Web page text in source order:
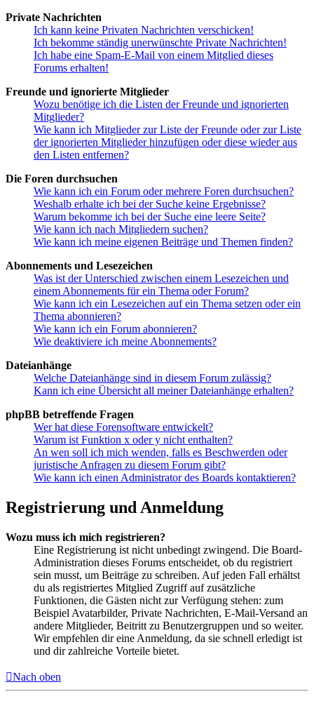
Private Nachrichten
Ich kann keine Privaten Nachrichten verschicken!
Ich bekomme ständig unerwünschte Private Nachrichten!
Ich habe eine Spam-E-Mail von einem Mitglied dieses
Forums erhalten!
Freunde und ignorierte Mitglieder
Wozu benötige ich die Listen der Freunde und ignorierten
Mitglieder?
Wie kann ich Mitglieder zur Liste der Freunde oder zur Liste
der ignorierten Mitglieder hinzufügen oder diese wieder aus
den Listen entfernen?
Die Foren durchsuchen
Wie kann ich ein Forum oder mehrere Foren durchsuchen?
Weshalb erhalte ich bei der Suche keine Ergebnisse?
Warum bekomme ich bei der Suche eine leere Seite?
Wie kann ich nach Mitgliedern suchen?
Wie kann ich meine eigenen Beiträge und Themen finden?
Abonnements und Lesezeichen
Was ist der Unterschied zwischen einem Lesezeichen und
einem Abonnements für ein Thema oder Forum?
Wie kann ich ein Lesezeichen auf ein Thema setzen oder ein
Thema abonnieren?
Wie kann ich ein Forum abonnieren?
Wie deaktiviere ich meine Abonnements?
Dateianhänge
Welche Dateianhänge sind in diesem Forum zulässig?
Kann ich eine Übersicht all meiner Dateianhänge erhalten?
phpBB betreffende Fragen
Wer hat diese Forensoftware entwickelt?
Warum ist Funktion x oder y nicht enthalten?
An wen soll ich mich wenden, falls es Beschwerden oder
juristische Anfragen zu diesem Forum gibt?
Wie kann ich einen Administrator des Boards kontaktieren?
Registrierung und Anmeldung
Wozu muss ich mich registrieren?
Eine Registrierung ist nicht unbedingt zwingend. Die Board-
Administration dieses Forums entscheidet, ob du registriert
sein musst, um Beiträge zu schreiben. Auf jeden Fall erhältst
du als registriertes Mitglied Zugriff auf zusätzliche
Funktionen, die Gästen nicht zur Verfügung stehen: zum
Beispiel Avatarbilder, Private Nachrichten, E-Mail-Versand an
andere Mitglieder, Beitritt zu Benutzergruppen und so weiter.
Wir empfehlen dir eine Anmeldung, da sie schnell erledigt ist
und dir zahlreiche Vorteile bietet.
Nach oben